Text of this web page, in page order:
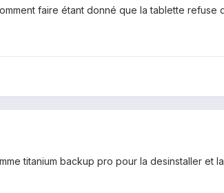
faire étant donné que la tablette refuse
titanium backup pro pour la desinstaller et